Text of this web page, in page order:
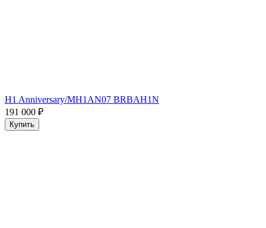
H1 Anniversary/MH1AN07 BRBAH1N
191 000 ₽
Купить